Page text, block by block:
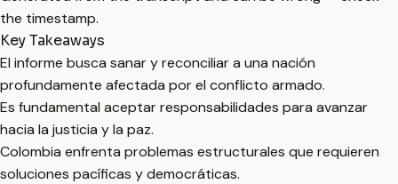
the timestamp.
Key Takeaways
El informe busca sanar y reconciliar a una nación
profundamente afectada por el conflicto armado.
Es fundamental aceptar responsabilidades para avanzar
hacia la justicia y la paz.
Colombia enfrenta problemas estructurales que requieren
soluciones pacíficas y democráticas.